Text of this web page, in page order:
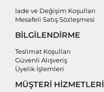
İade ve Değişim Koşulları
Mesafeli Satış Sözleşmesi
BİLGİLENDİRME
Teslimat Koşulları
Güvenli Alışveriş
Üyelik İşlemleri
MÜŞTERİ HİZMETLERİ